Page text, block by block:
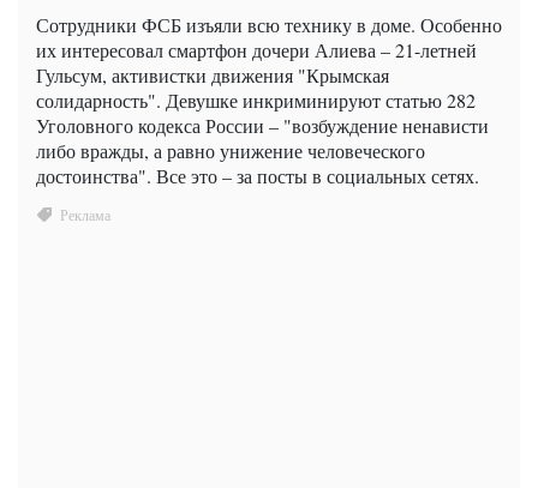
Сотрудники ФСБ изъяли всю технику в доме. Особенно
их интересовал смартфон дочери Алиева – 21-летней
Гульсум, активистки движения "Крымская
солидарность". Девушке инкриминируют статью 282
Уголовного кодекса России – "возбуждение ненависти
либо вражды, а равно унижение человеческого
достоинства". Все это – за посты в социальных сетях.